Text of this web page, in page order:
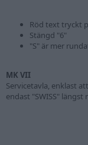
Röd text tryckt
Stängd "6"
"S" är mer
MK VII
Servicetavla, enklast
endast "SWISS" längst